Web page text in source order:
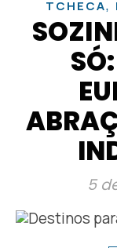
TCHECA,
5